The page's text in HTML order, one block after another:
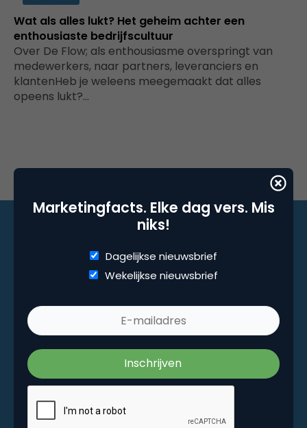
Wat als alles lukt? Het geheim achter een
enthousiaste bedrijfscultuur
Over De Flow; als enthousiasme overspringt van
medewerkers, naar partners, leveranciers en
klantenHeb je weleens meegemaakt dat alles
opeens lukt?…
Marketingfacts. Elke dag vers. Mis
niks!
Dagelijkse nieuwsbrief
Wekelijkse nieuwsbrief
Marketingfacts. Elke dag vers. Mis niks!
Wekelijkse nieuwsbrief